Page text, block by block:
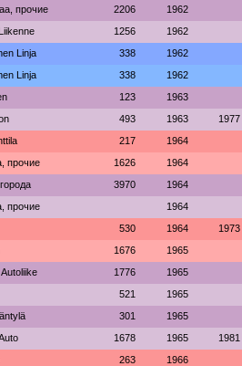
прочие 2206 1962
1256 1962
Linja 338 1962
Linja 338 1962
123 1963
493 1963 1977
217 1964
прочие 1626 1964
3970 1964
прочие 1964
530 1964 1973
1676 1965
1776 1965
521 1965
301 1965
1678 1965 1981
263 1966